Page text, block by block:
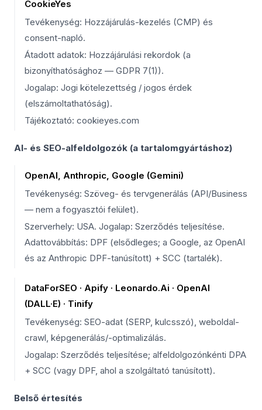
CookieYes
Tevékenység: Hozzájárulás-kezelés (CMP) és
consent-napló.
Átadott adatok: Hozzájárulási rekordok (a
bizonyíthatósághoz — GDPR 7(1)).
Jogalap: Jogi kötelezettség / jogos érdek
(elszámoltathatóság).
Tájékoztató: cookieyes.com
AI- és SEO-alfeldolgozók (a tartalomgyártáshoz)
OpenAI, Anthropic, Google (Gemini)
Tevékenység: Szöveg- és tervgenerálás (API/Business
— nem a fogyasztói felület).
Szerverhely: USA. Jogalap: Szerződés teljesítése.
Adattovábbítás: DPF (elsődleges; a Google, az OpenAI
és az Anthropic DPF-tanúsított) + SCC (tartalék).
DataForSEO · Apify · Leonardo.Ai · OpenAI
(DALL·E) · Tinify
Tevékenység: SEO-adat (SERP, kulcsszó), weboldal-
crawl, képgenerálás/-optimalizálás.
Jogalap: Szerződés teljesítése; alfeldolgozónkénti DPA
+ SCC (vagy DPF, ahol a szolgáltató tanúsított).
Belső értesítés